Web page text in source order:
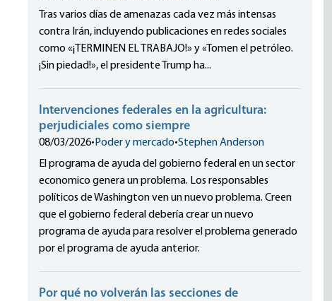
Tras varios días de amenazas cada vez más intensas
contra Irán, incluyendo publicaciones en redes sociales
como «¡TERMINEN EL TRABAJO!» y «Tomen el petróleo.
¡Sin piedad!», el presidente Trump ha...
Intervenciones federales en la agricultura:
perjudiciales como siempre
08/03/2026• Poder y mercado•Stephen Anderson
El programa de ayuda del gobierno federal en un sector
economico genera un problema. Los responsables
políticos de Washington ven un nuevo problema. Creen
que el gobierno federal debería crear un nuevo
programa de ayuda para resolver el problema generado
por el programa de ayuda anterior.
Por qué no volverán las secciones de